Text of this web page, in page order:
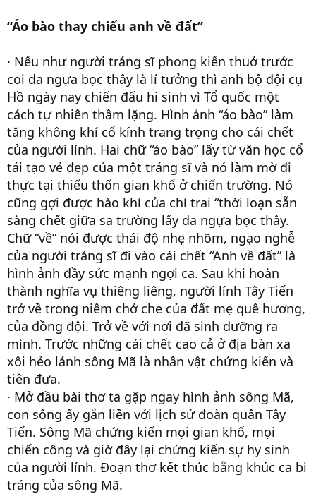
“Áo bào thay chiếu anh về đất”
· Nếu như người tráng sĩ phong kiến thuở trước
coi da ngựa bọc thây là lí tưởng thì anh bộ đội cụ
Hồ ngày nay chiến đấu hi sinh vì Tổ quốc một
cách tự nhiên thầm lặng. Hình ảnh “áo bào” làm
tăng không khí cổ kính trang trọng cho cái chết
của người lính. Hai chữ “áo bào” lấy từ văn học cổ
tái tạo vẻ đẹp của một tráng sĩ và nó làm mờ đi
thực tại thiếu thốn gian khổ ở chiến trường. Nó
cũng gợi được hào khí của chí trai “thời loạn sẵn
sàng chết giữa sa trường lấy da ngựa bọc thây.
Chữ “về” nói được thái độ nhẹ nhõm, ngạo nghễ
của người tráng sĩ đi vào cái chết “Anh về đất” là
hình ảnh đầy sức mạnh ngợi ca. Sau khi hoàn
thành nghĩa vụ thiêng liêng, người lính Tây Tiến
trở về trong niềm chở che của đất mẹ quê hương,
của đồng đội. Trở về với nơi đã sinh dưỡng ra
mình. Trước những cái chết cao cả ở địa bàn xa
xôi hẻo lánh sông Mã là nhân vật chứng kiến và
tiễn đưa.
· Mở đầu bài thơ ta gặp ngay hình ảnh sông Mã,
con sông ấy gắn liền với lịch sử đoàn quân Tây
Tiến. Sông Mã chứng kiến mọi gian khổ, mọi
chiến công và giờ đây lại chứng kiến sự hy sinh
của người lính. Đoạn thơ kết thúc bằng khúc ca bi
tráng của sông Mã.